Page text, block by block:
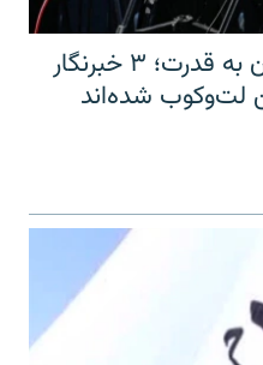
یک سالگی بازگشت طالبان به قدرت؛ ۳ خبرنگار